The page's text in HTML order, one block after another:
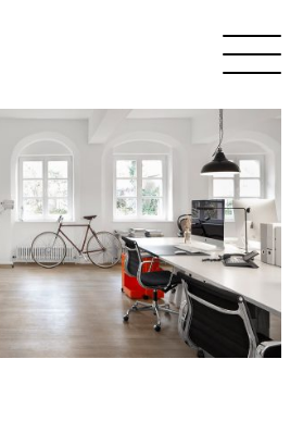
So funktioniert’s
Über uns
Projekte
Jobs
Login